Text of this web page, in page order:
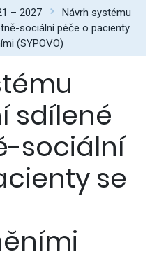
– 2027
Návrh systému
sociální péče o pacienty
(SYPOVO)
sdílené
sociální
se